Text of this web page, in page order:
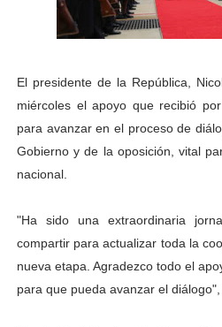
Gobernación de Mérida
Fortalecen formación
Fortaleciendo la economía
Campo Elías consolida plan
Fundecem inició con éxito
El Lactario del Iahula
El presidente de la República,
miércoles el apoyo que recibió
para avanzar en el proceso de
Gobierno y de la oposición, vital
nacional.
"Ha sido una extraordinaria
compartir para actualizar toda la
nueva etapa. Agradezco todo el
para que pueda avanzar el